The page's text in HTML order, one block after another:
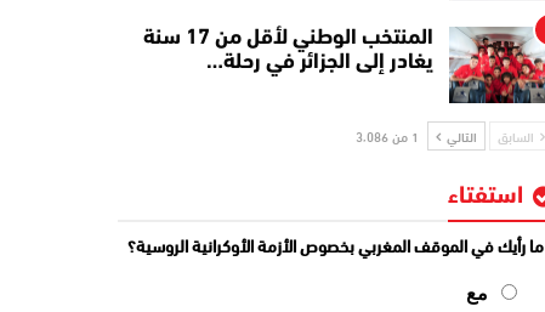
المنتخب الوطني لأقل من 17 سنة
يغادر إلى الجزائر في رحلة…
السابق التالي 1 من 3٬086
استفتاء
ما رأيك في الموقف المغربي بخصوص الأزمة الأوكرانية الروسية؟
مع